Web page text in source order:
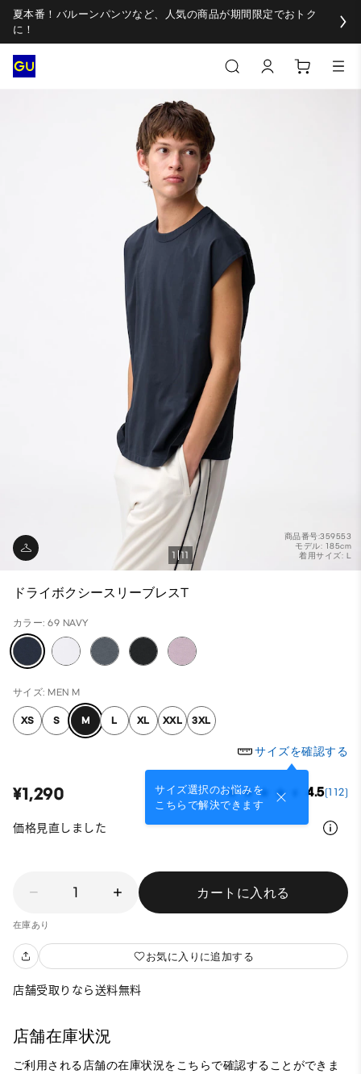
夏本番！バルーンパンツなど、人気の商品が期間限定でおトク
に！
商品番号:359553
モデル: 185cm
着用サイズ: L
1 11
ドライボクシースリーブレスT
カラー: 69 NAVY
サイズ: MEN M
XS S M L XL XXL 3XL
サイズを確認する
サイズ選択のお悩みを
こちらで解決できます
¥1,290 4.5(112)
価格見直しました
1 カートに入れる
在庫あり
お気に入りに追加する
店舗受取りなら送料無料
店舗在庫状況
ご利用される店舗の在庫状況をこちらで確認することができま